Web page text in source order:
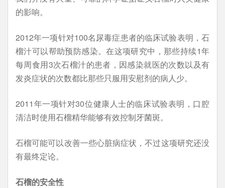
的影响。
2012年一项针对100名尿毒症患者的临床试验表明，石
榴汁可以帮助预防感染。在这项研究中，那些持续1年
每周食用3次石榴汁的患者，因感染就医的次数以及有
发炎症状的次数都比那些只服用安慰剂的病人少。
2011年一项针对30位健康人士的临床试验表明，口腔
清洁时使用石榴精华能够有效控制牙菌斑。
石榴可能可以改善一些心脏病症状，不过这项研究还没
有最终定论。
石榴的安全性